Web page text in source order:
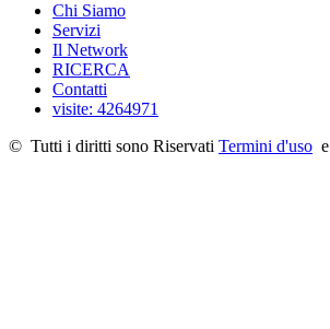
Chi Siamo
Servizi
Il Network
RICERCA
Contatti
visite: 4264971
© Tutti i diritti sono Riservati Termini d'uso e